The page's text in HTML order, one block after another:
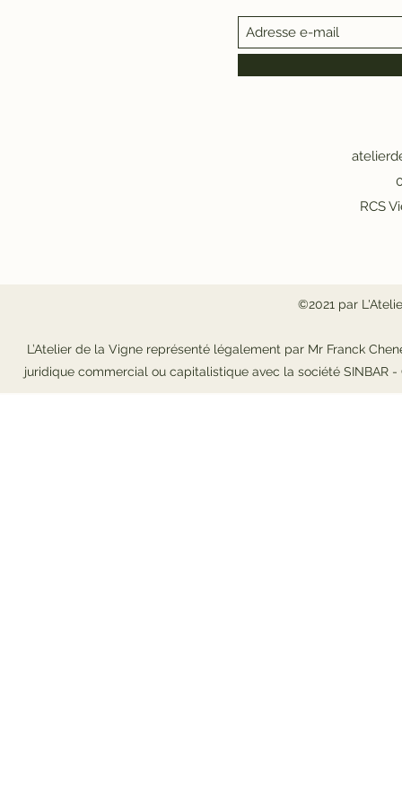
RCS
©2021 par
L’Atelier de la Vigne représenté légalement par Mr Franck
juridique commercial ou capitalistique avec la société SINBAR